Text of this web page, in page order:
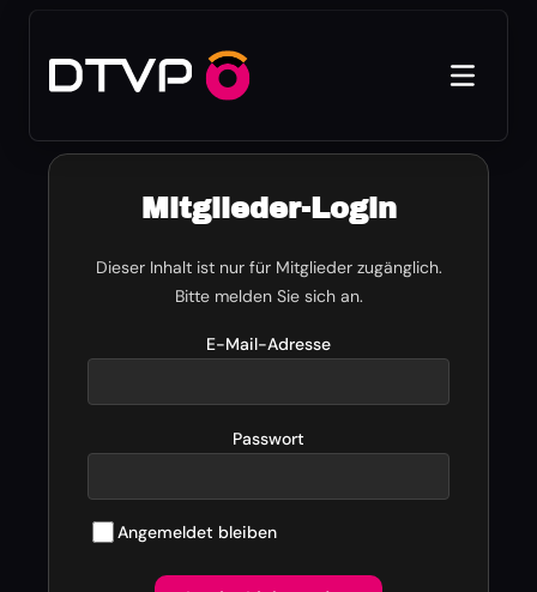
Mitglieder-Login
Dieser Inhalt ist nur für Mitglieder zugänglich.
Bitte melden Sie sich an.
E-Mail-Adresse
Passwort
Angemeldet bleiben